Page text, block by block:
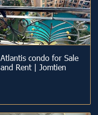
Atlantis condo for Sale
and Rent | Jomtien